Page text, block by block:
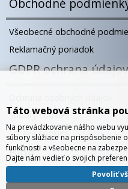
Obchodné
Všeobecné obchodné
Reklamačný poriadok
GDPR ochrana údajov
Súbory cookies
Správa cookies
Blog
Európsky showroom v
Táto webová stránka
Na prevádzkovanie nášho webu
súbory slúžiace na prispôsobenie
funkčnosti a všeobecne na
Dajte nám vedieť o svojich
Povoliť